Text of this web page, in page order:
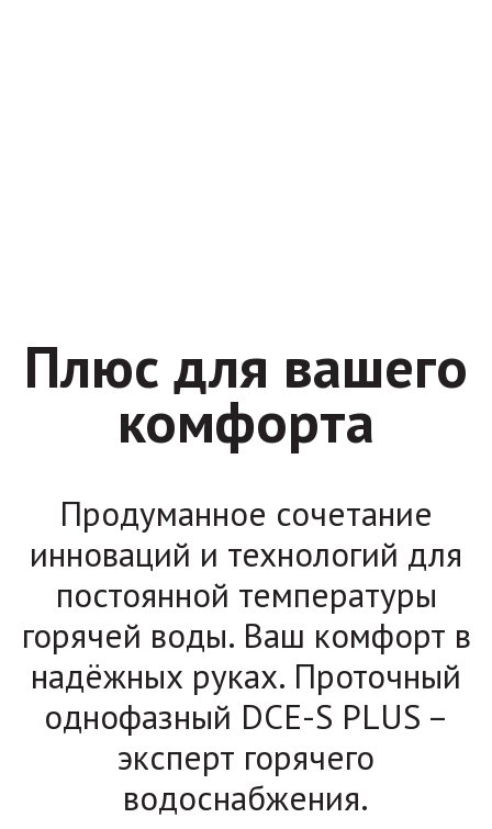
Плюс для вашего
комфорта
Продуманное сочетание
инноваций и технологий для
постоянной температуры
горячей воды. Ваш комфорт в
надёжных руках. Проточный
однофазный DCE-S PLUS –
эксперт горячего
водоснабжения.